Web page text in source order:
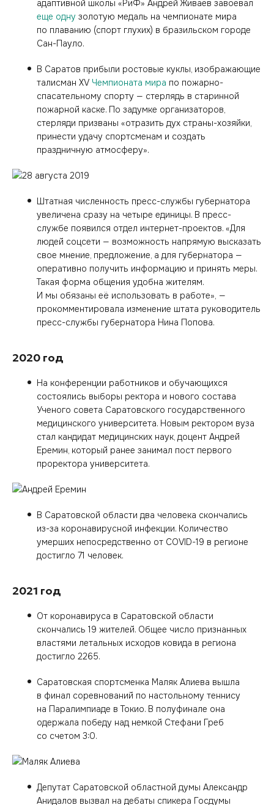
адаптивной школы «РиФ» Андрей Живаев завоевал
еще одну золотую медаль на чемпионате мира
по плаванию (спорт глухих) в бразильском городе
Сан-Пауло.
В Саратов прибыли ростовые куклы, изображающие
талисман XV Чемпионата мира по пожарно-
спасательному спорту — стерлядь в старинной
пожарной каске. По задумке организаторов,
стерляди призваны «отразить дух страны-хозяйки,
принести удачу спортсменам и создать
праздничную атмосферу».
Штатная численность пресс-службы губернатора
увеличена сразу на четыре единицы. В пресс-
службе появился отдел интернет-проектов. «Для
людей соцсети — возможность напрямую высказать
свое мнение, предложение, а для губернатора —
оперативно получить информацию и принять меры.
Такая форма общения удобна жителям.
И мы обязаны её использовать в работе», —
прокомментировала изменение штата руководитель
пресс-службы губернатора Нина Попова.
2020 год
На конференции работников и обучающихся
состоялись выборы ректора и нового состава
Ученого совета Саратовского государственного
медицинского университета. Новым ректором вуза
стал кандидат медицинских наук, доцент Андрей
Еремин, который ранее занимал пост первого
проректора университета.
В Саратовской области два человека скончались
из-за коронавирусной инфекции. Количество
умерших непосредственно от COVID-19 в регионе
достигло 71 человек.
2021 год
От коронавируса в Саратовской области
скончались 19 жителей. Общее число признанных
властями летальных исходов ковида в региона
достигло 2265.
Саратовская спортсменка Маляк Алиева вышла
в финал соревнований по настольному теннису
на Паралимпиаде в Токио. В полуфинале она
одержала победу над немкой Стефани Греб
со счетом 3:0.
Депутат Саратовской областной думы Александр
Анидалов вызвал на дебаты спикера Госдумы